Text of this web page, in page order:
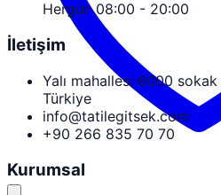
Hergün 08:00 - 20:00
İletişim
Yalı mahallesi 6000
Türkiye
info@tatilegitsek.com
+90 266 835 70 70
Kurumsal